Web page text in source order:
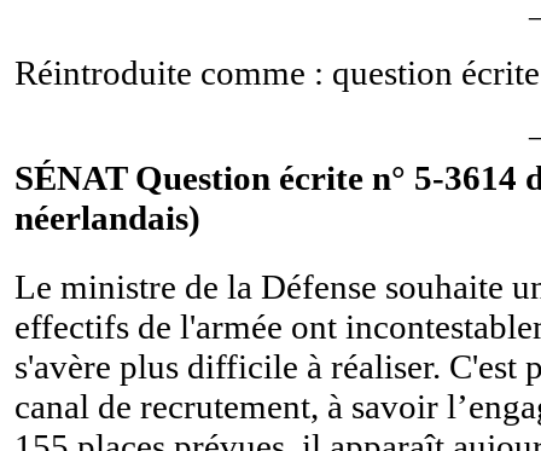
Réintroduite comme : question
SÉNAT Question écrite n° 5-3614
néerlandais)
Le ministre de la Défense souhaite
effectifs de l'armée ont
s'avère plus difficile à réaliser. C'est
canal de recrutement, à savoir